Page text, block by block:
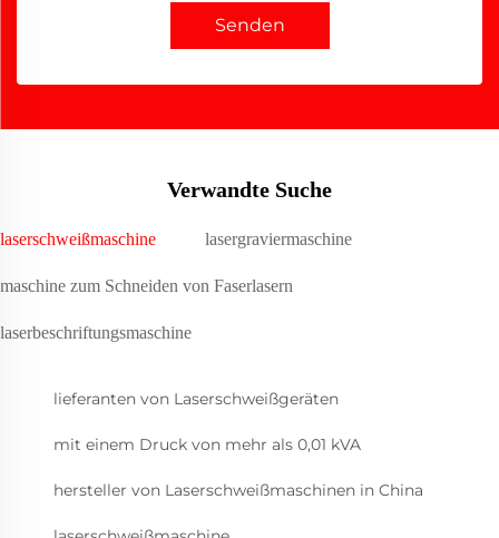
Senden
Verwandte Suche
laserschweißmaschine lasergraviermaschine
maschine zum Schneiden von Faserlasern
laserbeschriftungsmaschine
lieferanten von Laserschweißgeräten
mit einem Druck von mehr als 0,01 kVA
hersteller von Laserschweißmaschinen in China